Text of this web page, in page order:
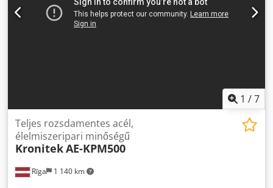
Aljx H Iqkj Aorf
1 /7
Rīga 1 140 km
Teljes rozsdamentes acél,
élelmiszeripari minőségű
KronitekAE-KPM500